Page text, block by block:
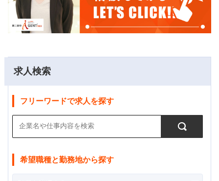
求人検索
フリーワードで求人を探す
希望職種と勤務地から探す